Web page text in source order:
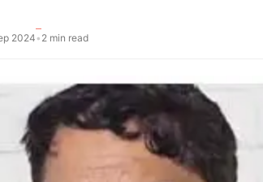
2024• 2 min read